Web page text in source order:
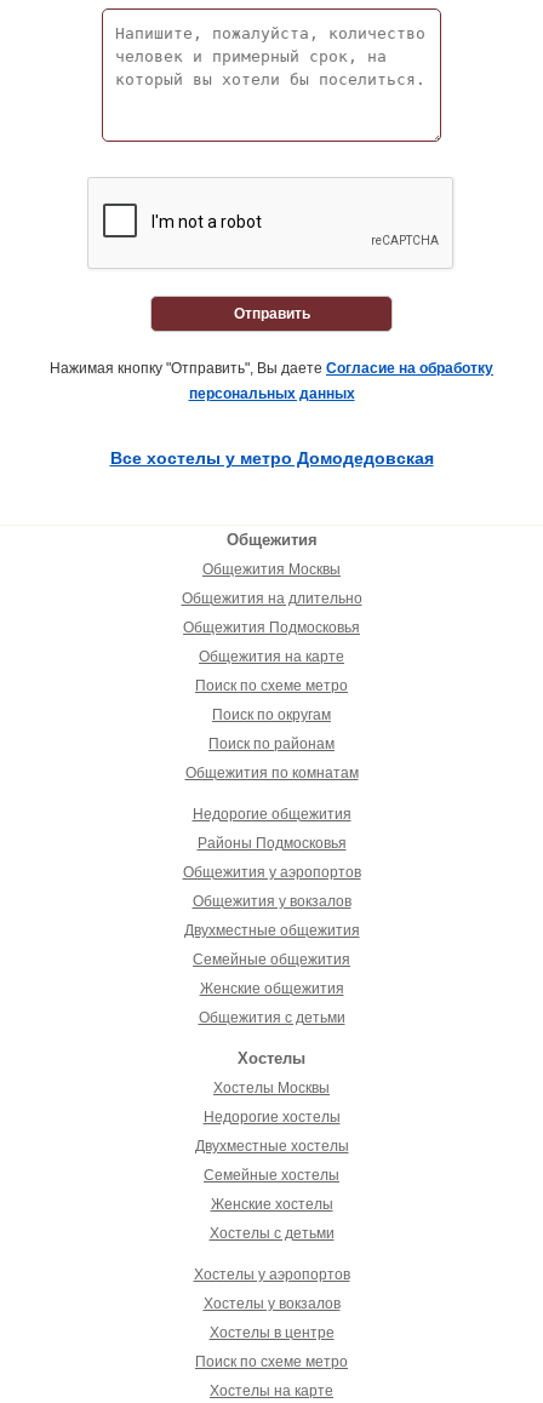
Отправить
Нажимая кнопку "Отправить", Вы даете Согласие на обработку
персональных данных
Все хостелы у метро Домодедовская
Общежития
Общежития Москвы
Общежития на длительно
Общежития Подмосковья
Общежития на карте
Поиск по схеме метро
Поиск по округам
Поиск по районам
Общежития по комнатам
Недорогие общежития
Районы Подмосковья
Общежития у аэропортов
Общежития у вокзалов
Двухместные общежития
Семейные общежития
Женские общежития
Общежития с детьми
Хостелы
Хостелы Москвы
Недорогие хостелы
Двухместные хостелы
Семейные хостелы
Женские хостелы
Хостелы с детьми
Хостелы у аэропортов
Хостелы у вокзалов
Хостелы в центре
Поиск по схеме метро
Хостелы на карте